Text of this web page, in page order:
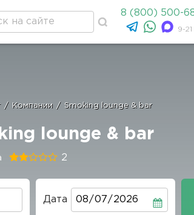
8 (800) 500-
9-
/ Компании / Smoking lounge & bar
lounge & bar
2
Дата Дата